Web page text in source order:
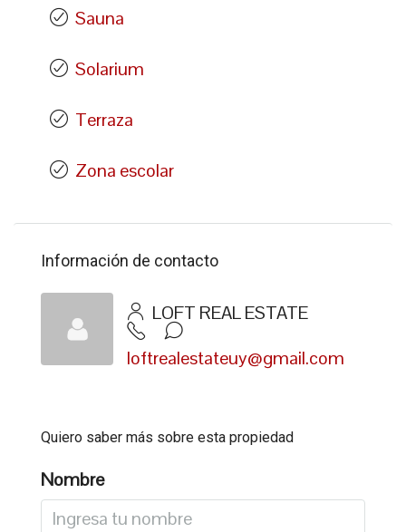
Sauna
Solarium
Terraza
Zona escolar
Información de contacto
LOFT REAL ESTATE
loftrealestateuy@gmail.com
Quiero saber más sobre esta propiedad
Nombre